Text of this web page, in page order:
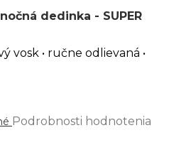
dedinka - SUPER
Podrobnosti hodnotenia
vosk • ručne odlievaná •